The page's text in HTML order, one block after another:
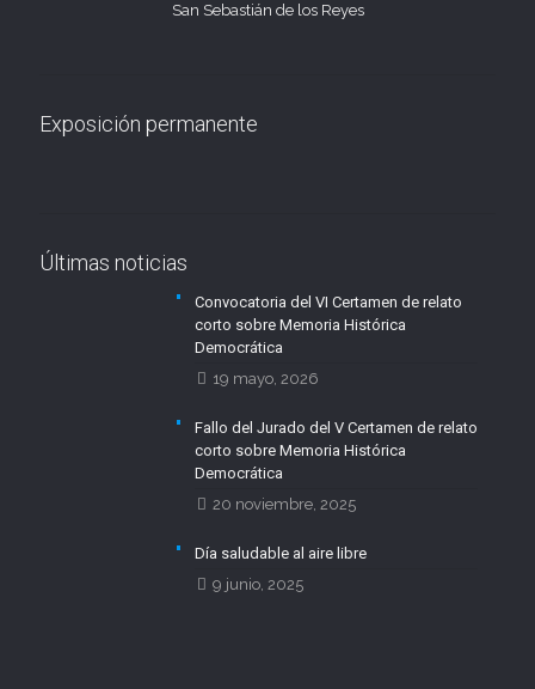
San Sebastián de los Reyes
Exposición permanente
Últimas noticias
Convocatoria del VI Certamen de relato
corto sobre Memoria Histórica
Democrática
19 mayo, 2026
Fallo del Jurado del V Certamen de relato
corto sobre Memoria Histórica
Democrática
20 noviembre, 2025
Día saludable al aire libre
9 junio, 2025